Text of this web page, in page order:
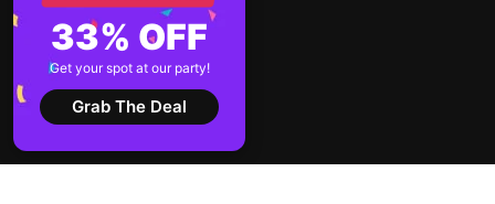
Gratuitamente
Como Criar Formulário para
WordPress: Simples e Rápido
Ver todas publicações
33% OFF
Get your spot at our party!
Grab The Deal